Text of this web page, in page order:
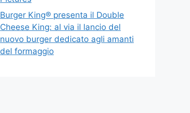
Burger King® presenta il Double
Cheese King: al via il lancio del
nuovo burger dedicato agli amanti
del formaggio